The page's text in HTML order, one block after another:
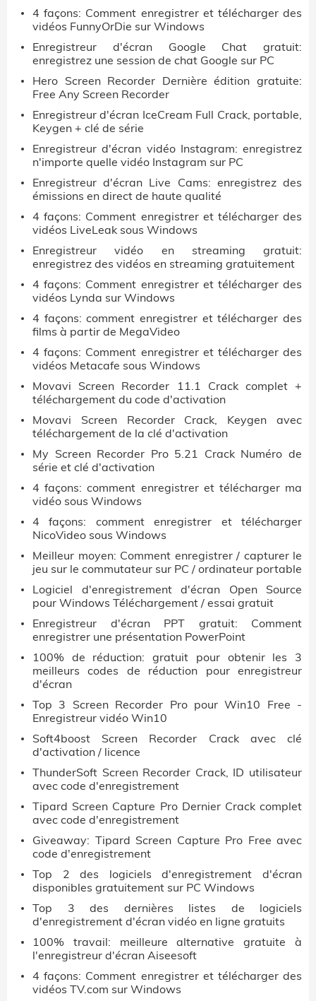
4 façons: Comment enregistrer et télécharger des
vidéos FunnyOrDie sur Windows
Enregistreur d'écran Google Chat gratuit:
enregistrez une session de chat Google sur PC
Hero Screen Recorder Dernière édition gratuite:
Free Any Screen Recorder
Enregistreur d'écran IceCream Full Crack, portable,
Keygen + clé de série
Enregistreur d'écran vidéo Instagram: enregistrez
n'importe quelle vidéo Instagram sur PC
Enregistreur d'écran Live Cams: enregistrez des
émissions en direct de haute qualité
4 façons: Comment enregistrer et télécharger des
vidéos LiveLeak sous Windows
Enregistreur vidéo en streaming gratuit:
enregistrez des vidéos en streaming gratuitement
4 façons: Comment enregistrer et télécharger des
vidéos Lynda sur Windows
4 façons: comment enregistrer et télécharger des
films à partir de MegaVideo
4 façons: Comment enregistrer et télécharger des
vidéos Metacafe sous Windows
Movavi Screen Recorder 11.1 Crack complet +
téléchargement du code d'activation
Movavi Screen Recorder Crack, Keygen avec
téléchargement de la clé d'activation
My Screen Recorder Pro 5.21 Crack Numéro de
série et clé d'activation
4 façons: comment enregistrer et télécharger ma
vidéo sous Windows
4 façons: comment enregistrer et télécharger
NicoVideo sous Windows
Meilleur moyen: Comment enregistrer / capturer le
jeu sur le commutateur sur PC / ordinateur portable
Logiciel d'enregistrement d'écran Open Source
pour Windows Téléchargement / essai gratuit
Enregistreur d'écran PPT gratuit: Comment
enregistrer une présentation PowerPoint
100% de réduction: gratuit pour obtenir les 3
meilleurs codes de réduction pour enregistreur
d'écran
Top 3 Screen Recorder Pro pour Win10 Free -
Enregistreur vidéo Win10
Soft4boost Screen Recorder Crack avec clé
d'activation / licence
ThunderSoft Screen Recorder Crack, ID utilisateur
avec code d'enregistrement
Tipard Screen Capture Pro Dernier Crack complet
avec code d'enregistrement
Giveaway: Tipard Screen Capture Pro Free avec
code d'enregistrement
Top 2 des logiciels d'enregistrement d'écran
disponibles gratuitement sur PC Windows
Top 3 des dernières listes de logiciels
d'enregistrement d'écran vidéo en ligne gratuits
100% travail: meilleure alternative gratuite à
l'enregistreur d'écran Aiseesoft
4 façons: Comment enregistrer et télécharger des
vidéos TV.com sur Windows